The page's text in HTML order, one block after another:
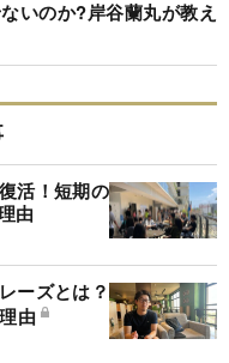
いのか?岸谷蘭丸が教え
活！短期の
由
ーズとは？
由